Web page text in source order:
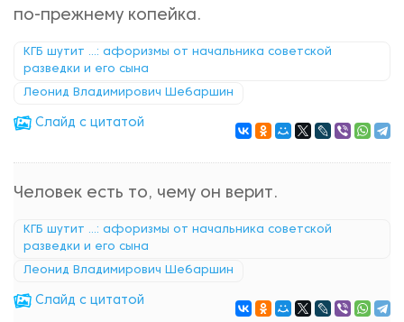
по-прежнему копейка.
КГБ шутит ...: афоризмы от начальника советской
разведки и его сына
Леонид Владимирович Шебаршин
Cлайд с цитатой
Человек есть то, чему он верит.
КГБ шутит ...: афоризмы от начальника советской
разведки и его сына
Леонид Владимирович Шебаршин
Cлайд с цитатой